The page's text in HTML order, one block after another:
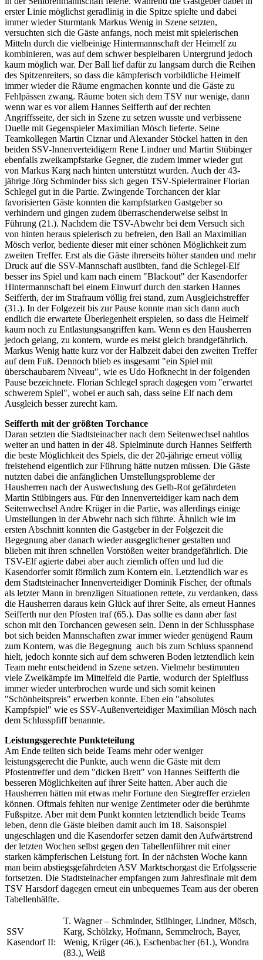
erster Linie möglichst geradlinig in die Spitze spielte und dabei
immer wieder Sturmtank Markus Wenig in Szene setzten,
versuchten sich die Gäste anfangs, noch meist mit spielerischen
Mitteln durch die vielbeinige Hintermannschaft der Heimelf zu
kombinieren, was auf dem schwer bespielbaren Untergrund jedoch
kaum möglich war. Der Ball lief dafür zu langsam durch die Reihen
des Spitzenreiters, so dass die kämpferisch vorbildliche Heimelf
immer wieder die Räume engmachen konnte und die Gäste zu
Fehlpässen zwang. Räume boten sich dem TSV nur wenige, dann
wenn war es vor allem Hannes Seifferth auf der rechten
Angriffsseite, der sich in Szene zu setzen wusste und verbissene
Duelle mit Gegenspieler Maximilian Mösch lieferte. Seine
Teamkollegen Martin Ciznar und Alexander Stöckel hatten in den
beiden SSV-Innenverteidigern Rene Lindner und Martin Stübinger
ebenfalls zweikampfstarke Gegner, die zudem immer wieder gut
von Markus Karg nach hinten unterstützt wurden. Auch der 43-
jährige Jörg Schminder biss sich gegen TSV-Spielertrainer Florian
Schlegel gut in die Partie. Zwingende Torchancen der klar
favorisierten Gäste konnten die kampfstarken Gastgeber so
verhindern und gingen zudem überraschenderweise selbst in
Führung (21.). Nachdem die TSV-Abwehr bei dem Versuch sich
von hinten heraus spielerisch zu befreien, den Ball an Maximilian
Mösch verlor, bediente dieser mit einer schönen Möglichkeit zum
zweiten Treffer. Erst als die Gäste ihrerseits höher standen und mehr
Druck auf die SSV-Mannschaft ausübten, fand die Schlegel-Elf
besser ins Spiel und kam nach einem "Blackout" der Kasendorfer
Hintermannschaft bei einem Einwurf durch den starken Hannes
Seifferth, der im Strafraum völlig frei stand, zum Ausgleichstreffer
(31.). In der Folgezeit bis zur Pause konnte man sich dann auch
endlich die erwartete Überlegenheit erspielen, so dass die Heimelf
kaum noch zu Entlastungsangriffen kam. Wenn es den Hausherren
jedoch gelang, zu kontern, wurde es meist gleich brandgefährlich.
Markus Wenig hatte kurz vor der Halbzeit dabei den zweiten Treffer
auf dem Fuß. Dennoch blieb es insgesamt "ein Spiel mit
überschaubarem Niveau", wie es Udo Hofknecht in der folgenden
Pause bezeichnete. Florian Schlegel sprach dagegen vom "erwartet
schwerem Spiel", wobei er auch sah, dass seine Elf nach dem
Ausgleich besser zurecht kam.
Seifferth mit der größten Torchance
Daran setzten die Stadtsteinacher nach dem Seitenwechsel nahtlos
weiter an und hatten in der 48. Spielminute durch Hannes Seifferth
die beste Möglichkeit des Spiels, die der 20-jährige erneut völlig
freistehend eigentlich zur Führung hätte nutzen müssen. Die Gäste
nutzten dabei die anfänglichen Umstellungsprobleme der
Hausherren nach der Auswechslung des Gelb-Rot gefährdeten
Martin Stübingers aus. Für den Innenverteidiger kam nach dem
Seitenwechsel Andre Krüger in die Partie, was allerdings einige
Umstellungen in der Abwehr nach sich führte. Ähnlich wie im
ersten Abschnitt konnten die Gastgeber in der Folgezeit die
Begegnung aber danach wieder ausgeglichener gestalten und
blieben mit ihren schnellen Vorstößen weiter brandgefährlich. Die
TSV-Elf agierte dabei aber auch ziemlich offen und lud die
Kasendorfer somit förmlich zum Kontern ein. Letztendlich war es
dem Stadtsteinacher Innenverteidiger Dominik Fischer, der oftmals
als letzter Mann in brenzligen Situationen rettete, zu verdanken, dass
die Hausherren daraus kein Glück auf ihrer Seite, als erneut Hannes
Seifferth nur den Pfosten traf (65.). Das sollte es dann aber fast
schon mit den Torchancen gewesen sein. Denn in der Schlussphase
bot sich beiden Mannschaften zwar immer wieder genügend Raum
zum Kontern, was die Begegnung auch bis zum Schluss spannend
hielt, jedoch konnte sich auf dem schweren Boden letztendlich kein
Team mehr entscheidend in Szene setzen. Vielmehr bestimmten
viele Zweikämpfe im Mittelfeld die Partie, wodurch der Spielfluss
immer wieder unterbrochen wurde und sich somit keinen
"Schönheitspreis" erwerben konnte. Eben ein "absolutes
Kampfspiel" wie es SSV-Außenverteidiger Maximilian Mösch nach
dem Schlusspfiff benannte.
Leistungsgerechte Punkteteilung
Am Ende teilten sich beide Teams mehr oder weniger
leistungsgerecht die Punkte, auch wenn die Gäste mit dem
Pfostentreffer und dem "dicken Brett" von Hannes Seifferth die
besseren Möglichkeiten auf ihrer Seite hatten. Aber auch die
Hausherren hätten mit etwas mehr Fortune den Siegtreffer erzielen
können. Oftmals fehlten nur wenige Zentimeter oder die berühmte
Fußspitze. Aber mit dem Punkt konnten letztendlich beide Teams
leben, denn die Gäste bleiben damit auch im 18. Saisonspiel
ungeschlagen und die Kasendorfer setzen damit den Aufwärtstrend
der letzten Wochen selbst gegen den Tabellenführer mit einer
starken kämpferischen Leistung fort. In der nächsten Woche kann
man beim abstiegsgefährdeten ASV Marktschorgast die Erfolgsserie
fortsetzen. Die Stadtsteinacher empfangen zum Jahresfinale mit dem
TSV Harsdorf dagegen erneut ein unbequemes Team aus der oberen
Tabellenhälfte.
SSV
Kasendorf II:
T. Wagner – Schminder, Stübinger, Lindner, Mösch,
Karg, Schölzky, Hofmann, Semmelroch, Bayer,
Wenig, Krüger (46.), Eschenbacher (61.), Wondra
(83.), Weiß